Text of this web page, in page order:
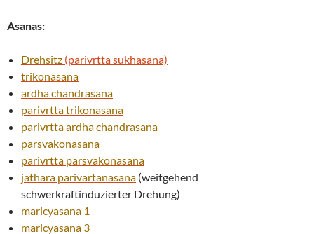
Asanas:
Drehsitz (parivrtta sukhasana)
trikonasana
ardha chandrasana
parivrttatrikonasana
parivrttaardha chandrasana
parsvakonasana
parivrtta parsvakonasana
jathara parivartanasana (weitgehend
schwerkraftinduzierter Drehung)
maricyasana 1
maricyasana 3